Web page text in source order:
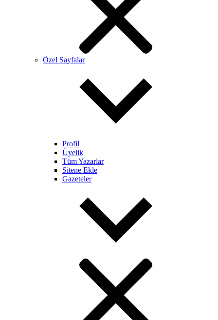
Özel Sayfalar
Profil
Üyelik
Tüm Yazarlar
Sitene Ekle
Gazeteler